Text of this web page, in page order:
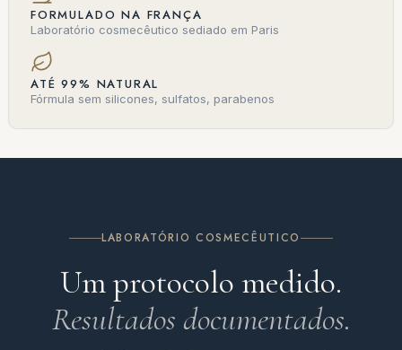
FORMULADO NA FRANÇA
Laboratório cosmecêutico sediado em Paris
ATÉ 99% NATURAL
Fórmula sem silicones, sulfatos, parabenos
LABORATÓRIO COSMECÊUTICO
Um protocolo medido.
Resultados documentados.